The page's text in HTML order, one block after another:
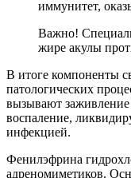
иммунитет,
Важно!
жире акулы
В итоге компоненты
патологических
вызывают
воспаление,
инфекцией.
Фенилэфрина
адреномиметиков.